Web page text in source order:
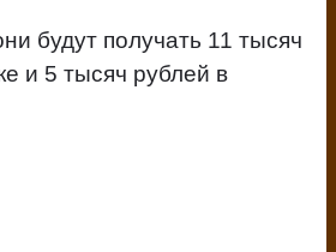
будут получать 11 тысяч
и 5 тысяч рублей в